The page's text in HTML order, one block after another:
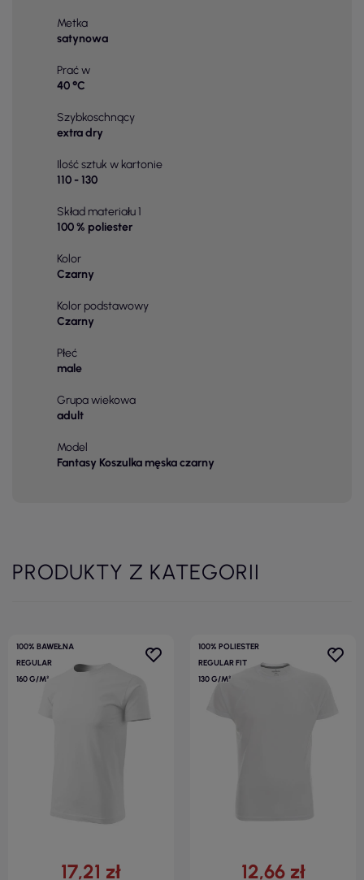
Metka
satynowa
Prać w
40 °C
Szybkoschnący
extra dry
Ilość sztuk w kartonie
110 - 130
Skład materiału 1
100 % poliester
Kolor
Czarny
Kolor podstawowy
Czarny
Płeć
male
Grupa wiekowa
adult
Model
Fantasy Koszulka męska czarny
PRODUKTY Z KATEGORII
100% BAWEŁNA
REGULAR
160 G/M²
17,21 zł
100% POLIESTER
REGULAR FIT
130 G/M²
12,66 zł